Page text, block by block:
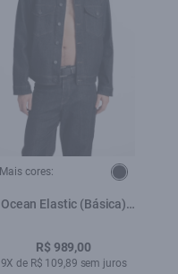
Mais cores:
Ocean Elastic (Básica)
R$ 989,00
9X de R$ 109,89 sem juros